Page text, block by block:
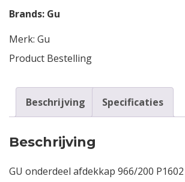
Brands: Gu
Merk: Gu
Product Bestelling
Beschrijving Specificaties
Beschrijving
GU onderdeel afdekkap 966/200 P1602